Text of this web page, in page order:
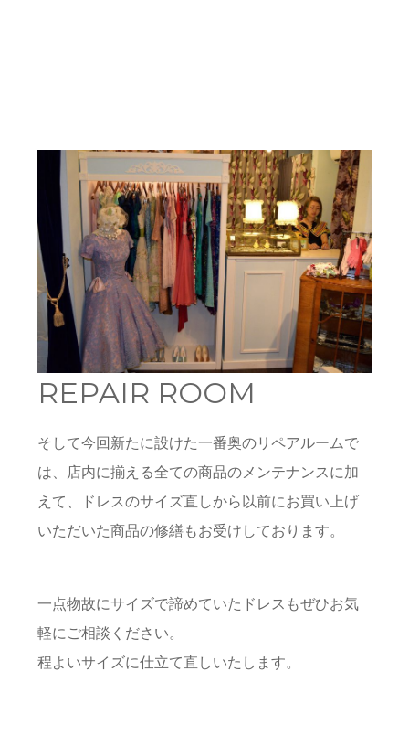
REPAIR ROOM
そして今回新たに設けた一番奥のリペアルームで
は、店内に揃える全ての商品のメンテナンスに加
えて、ドレスのサイズ直しから以前にお買い上げ
いただいた商品の修繕もお受けしております。
一点物故にサイズで諦めていたドレスもぜひお気
軽にご相談ください。
程よいサイズに仕立て直しいたします。